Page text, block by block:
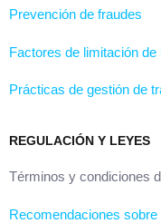
Prevención de fraudes
Factores de limitación
Prácticas de gestión de
REGULACIÓN Y LEYES
Términos y condiciones
Recomendaciones sobre